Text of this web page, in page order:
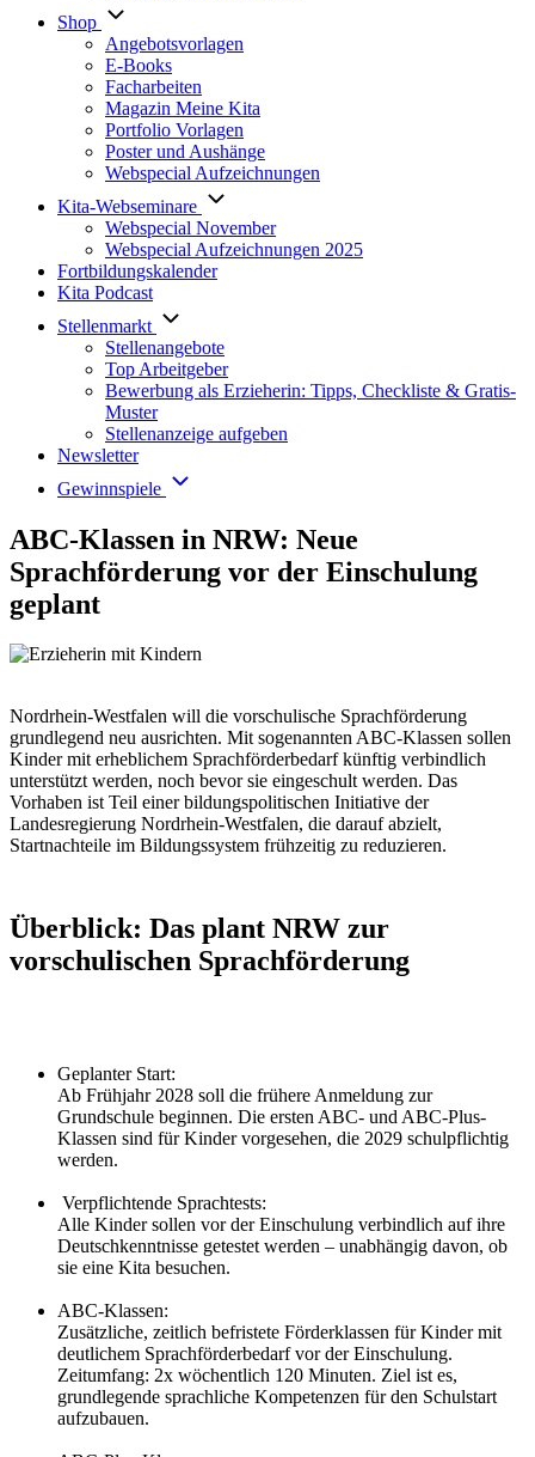
Shop
Angebotsvorlagen
E-Books
Facharbeiten
Magazin Meine Kita
Portfolio Vorlagen
Poster und Aushänge
Webspecial Aufzeichnungen
Kita-Webseminare
Webspecial November
Webspecial Aufzeichnungen 2025
Fortbildungskalender
Kita Podcast
Stellenmarkt
Stellenangebote
Top Arbeitgeber
Bewerbung als Erzieherin: Tipps, Checkliste & Gratis-
Muster
Stellenanzeige aufgeben
Newsletter
Gewinnspiele
ABC-Klassen in NRW: Neue
Sprachförderung vor der Einschulung
geplant
Nordrhein-Westfalen will die vorschulische Sprachförderung
grundlegend neu ausrichten. Mit sogenannten ABC-Klassen sollen
Kinder mit erheblichem Sprachförderbedarf künftig verbindlich
unterstützt werden, noch bevor sie eingeschult werden. Das
Vorhaben ist Teil einer bildungspolitischen Initiative der
Landesregierung Nordrhein-Westfalen, die darauf abzielt,
Startnachteile im Bildungssystem frühzeitig zu reduzieren.
Überblick: Das plant NRW zur
vorschulischen Sprachförderung
Geplanter Start:
Ab Frühjahr 2028 soll die frühere Anmeldung zur
Grundschule beginnen. Die ersten ABC- und ABC-Plus-
Klassen sind für Kinder vorgesehen, die 2029 schulpflichtig
werden.
Verpflichtende Sprachtests:
Alle Kinder sollen vor der Einschulung verbindlich auf ihre
Deutschkenntnisse getestet werden – unabhängig davon, ob
sie eine Kita besuchen.
ABC-Klassen:
Zusätzliche, zeitlich befristete Förderklassen für Kinder mit
deutlichem Sprachförderbedarf vor der Einschulung.
Zeitumfang: 2x wöchentlich 120 Minuten. Ziel ist es,
grundlegende sprachliche Kompetenzen für den Schulstart
aufzubauen.